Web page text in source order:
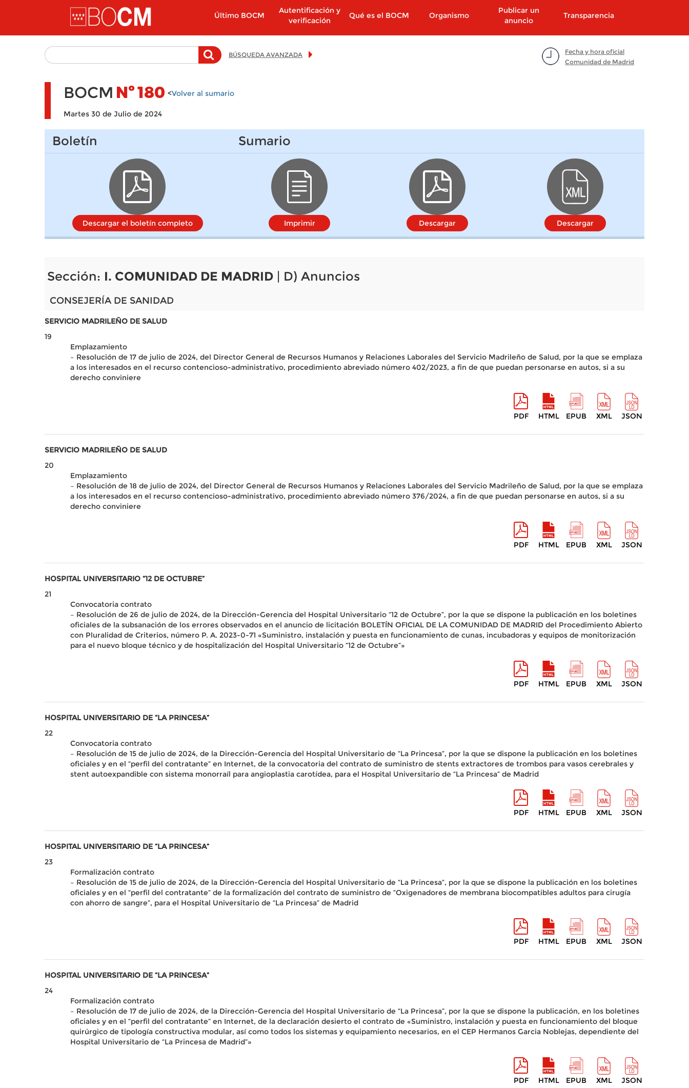
Pasar al contenido principal
Último BOCM
Autentificación y
verificación
Qué es el BOCM Organismo
Publicar un
anuncio
Transparencia
Fecha y hora oficial
Comunidad de Madrid
BÚSQUEDA AVANZADA
BOCM Nº180 <Volver al sumario
Martes 30 de Julio de 2024
Boletín
Descargar el boletín completo
Sumario
Imprimir Descargar Descargar
Sección: I. COMUNIDAD DE MADRID | D) Anuncios
CONSEJERÍA DE SANIDAD
SERVICIO MADRILEÑO DE SALUD
19
Emplazamiento
– Resolución de 17 de julio de 2024, del Director General de Recursos Humanos y Relaciones Laborales del Servicio Madrileño de Salud, por la que se emplaza
a los interesados en el recurso contencioso-administrativo, procedimiento abreviado número 402/2023, a fin de que puedan personarse en autos, si a su
derecho conviniere
PDF HTML EPUB XML JSON
SERVICIO MADRILEÑO DE SALUD
20
Emplazamiento
– Resolución de 18 de julio de 2024, del Director General de Recursos Humanos y Relaciones Laborales del Servicio Madrileño de Salud, por la que se emplaza
a los interesados en el recurso contencioso-administrativo, procedimiento abreviado número 376/2024, a fin de que puedan personarse en autos, si a su
derecho conviniere
PDF HTML EPUB XML JSON
HOSPITAL UNIVERSITARIO “12 DE OCTUBRE”
21
Convocatoria contrato
– Resolución de 26 de julio de 2024, de la Dirección-Gerencia del Hospital Universitario “12 de Octubre”, por la que se dispone la publicación en los boletines
oficiales de la subsanación de los errores observados en el anuncio de licitación BOLETÍN OFICIAL DE LA COMUNIDAD DE MADRID del Procedimiento Abierto
con Pluralidad de Criterios, número P. A. 2023-0-71 «Suministro, instalación y puesta en funcionamiento de cunas, incubadoras y equipos de monitorización
para el nuevo bloque técnico y de hospitalización del Hospital Universitario “12 de Octubre”»
PDF HTML EPUB XML JSON
HOSPITAL UNIVERSITARIO DE “LA PRINCESA”
22
Convocatoria contrato
– Resolución de 15 de julio de 2024, de la Dirección-Gerencia del Hospital Universitario de “La Princesa”, por la que se dispone la publicación en los boletines
oficiales y en el “perfil del contratante” en Internet, de la convocatoria del contrato de suministro de stents extractores de trombos para vasos cerebrales y
stent autoexpandible con sistema monorraíl para angioplastia carotídea, para el Hospital Universitario de “La Princesa” de Madrid
PDF HTML EPUB XML JSON
HOSPITAL UNIVERSITARIO DE “LA PRINCESA”
23
Formalización contrato
– Resolución de 15 de julio de 2024, de la Dirección-Gerencia del Hospital Universitario de “La Princesa”, por la que se dispone la publicación en los boletines
oficiales y en el “perfil del contratante” de la formalización del contrato de suministro de “Oxigenadores de membrana biocompatibles adultos para cirugía
con ahorro de sangre”, para el Hospital Universitario de “La Princesa” de Madrid
PDF HTML EPUB XML JSON
HOSPITAL UNIVERSITARIO DE “LA PRINCESA”
24
Formalización contrato
– Resolución de 17 de julio de 2024, de la Dirección-Gerencia del Hospital Universitario de “La Princesa”, por la que se dispone la publicación, en los boletines
oficiales y en el “perfil del contratante” en Internet, de la declaración desierto el contrato de «Suministro, instalación y puesta en funcionamiento del bloque
quirúrgico de tipología constructiva modular, así como todos los sistemas y equipamiento necesarios, en el CEP Hermanos Garcia Noblejas, dependiente del
Hospital Universitario de “La Princesa de Madrid”»
PDF HTML EPUB XML JSON